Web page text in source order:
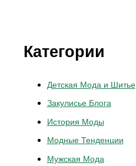
Категории
Детская Мода и Шитье
Закулисье Блога
История Моды
Модные Тенденции
Мужская Мода